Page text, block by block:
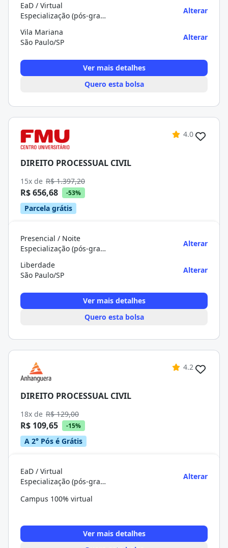
EaD / Virtual
Especialização (pós-graduação)
Alterar
Vila Mariana
São Paulo/SP
Alterar
Ver mais detalhes
Quero esta bolsa
4.0
DIREITO PROCESSUAL CIVIL
15x de R$ 1.397,20
R$ 656,68 -53%
Parcela grátis
Presencial / Noite
Especialização (pós-graduação)
Alterar
Liberdade
São Paulo/SP
Alterar
Ver mais detalhes
Quero esta bolsa
4.2
DIREITO PROCESSUAL CIVIL
18x de R$ 129,00
R$ 109,65 -15%
A 2° Pós é Grátis
EaD / Virtual
Especialização (pós-graduação)
Alterar
Campus 100% virtual
Ver mais detalhes